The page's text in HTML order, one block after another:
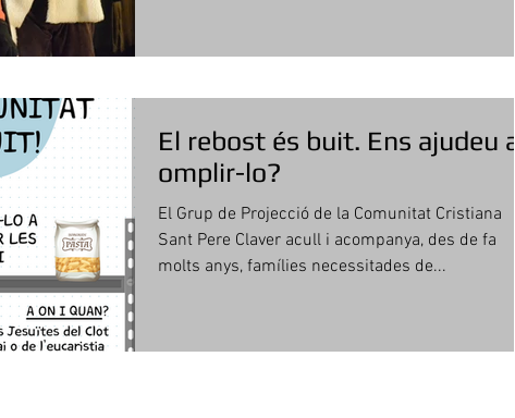
El rebost és buit. Ens ajudeu a
omplir-lo?
El Grup de Projecció de la Comunitat Cristiana
Sant Pere Claver acull i acompanya, des de fa
molts anys, famílies necessitades de...